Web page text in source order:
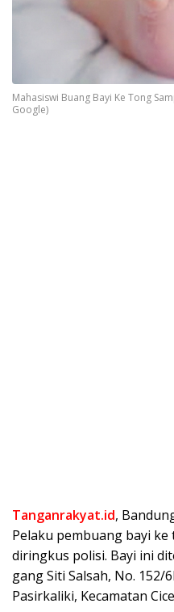
Mahasiswi Buang Bayi Ke Tong
Google)
Tanganrakyat.id,
Pelaku pembuang bayi
diringkus polisi. Bayi ini
gang Siti Salsah, No. 152/
Pasirkaliki, Kecamatan